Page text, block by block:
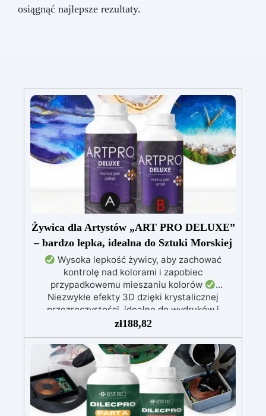
osiągnąć najlepsze rezultaty.
Żywica dla Artystów „ART PRO DELUXE”
– bardzo lepka, idealna do Sztuki Morskiej
Wysoka lepkość żywicy, aby zachować
kontrolę nad kolorami i zapobiec
przypadkowemu mieszaniu kolorów
Niezwykłe efekty 3D dzięki krystalicznej
przezroczystości, idealne do wydruków i
Nie kapie: wszechstronna aplikacja
na powierzchniach pochylonych, pionowych lub
zakrzywionych, idealna do malowania i powłok
Odporna na wilgoć, z błyszczącą i ochronną
powierzchnią, odpowiednia do każdego
środowiska
Bezpieczna i bezzapachowa,
wolna od rozpuszczalników i BPA, idealna do
komfortowej i przyjemnej pracy
zł188,82